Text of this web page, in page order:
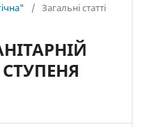
/ Загальні статті